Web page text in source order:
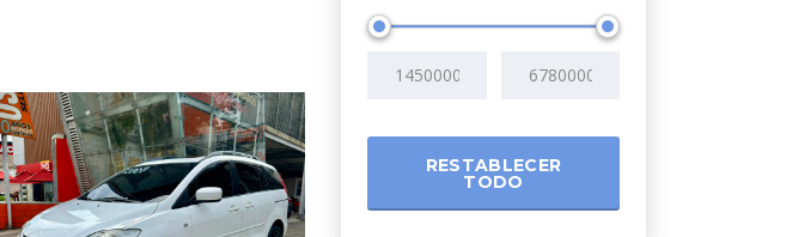
RESTABLECER
TODO